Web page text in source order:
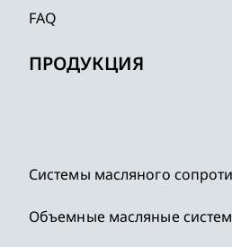
FAQ
ПРОДУКЦИЯ
Системы масляного
Объемные масляные